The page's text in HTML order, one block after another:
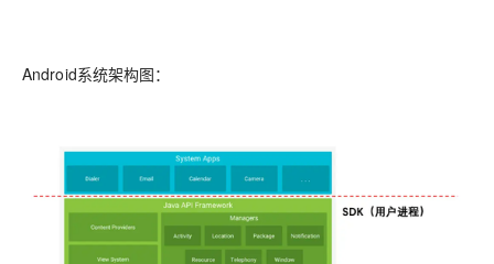
Android系统架构图：